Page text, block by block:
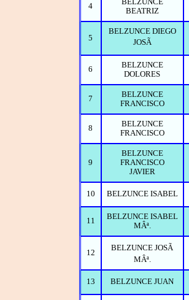
4
BELZUNCE
BEATRIZ
5
BELZUNCE DIEGO
JOSÃ
6
BELZUNCE
DOLORES
7
BELZUNCE
FRANCISCO
8
BELZUNCE
FRANCISCO
9
BELZUNCE
FRANCISCO
JAVIER
10 BELZUNCE ISABEL
11
BELZUNCE ISABEL
MÂª.
12
BELZUNCE JOSÃ
MÂª.
13 BELZUNCE JUAN